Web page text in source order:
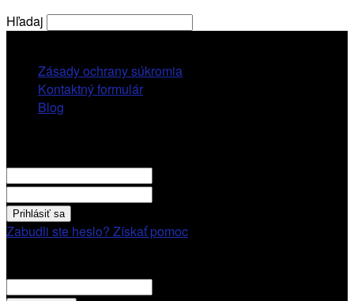
Hľadaj
Zásady ochrany súkromia
Kontaktný formulár
Blog
Zabudli ste heslo? Získať pomoc